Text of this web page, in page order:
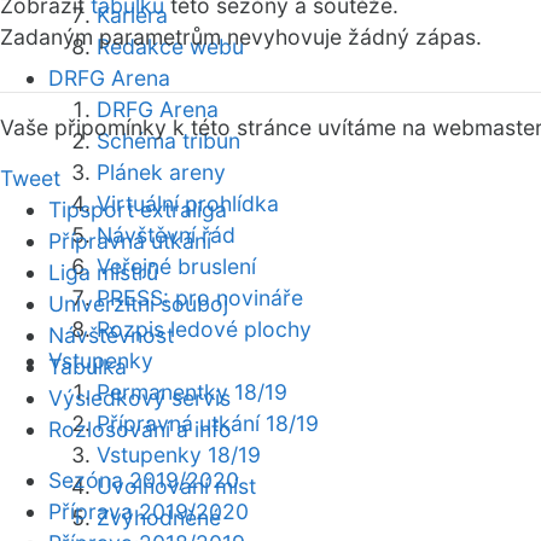
Kariéra
Redakce webu
DRFG Arena
DRFG Arena
Schéma tribun
Plánek areny
Virtuální prohlídka
Návštěvní řád
Veřejné bruslení
PRESS: pro novináře
Rozpis ledové plochy
Vstupenky
Permanentky 18/19
Přípravná utkání 18/19
Vstupenky 18/19
Uvolňování míst
Zvýhodněné
Zobrazit tabulku této sezóny a soutěže.
Zadaným parametrům nevyhovuje žádný zápas.
Vaše připomínky k této stránce uvítáme na webmaster
Tweet
Tipsport extraliga
Přípravná utkání
Liga mistrů
Univerzitní souboj
Návštěvnost
Tabulka
Výsledkový servis
Rozlosování a info
Sezóna 2019/2020
Příprava 2019/2020